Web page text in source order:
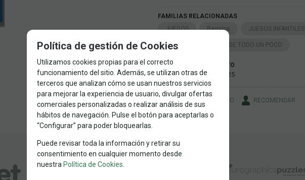
FAMILIAS RELACIONADAS
JUEGOS
Regalos JUEGOS INFANTILES
MANUALIDADES DE TODO UN POCO
FECHA DE LANZAMIENTO
Lunes, 24 Noviembre 2025
SOLICITAR MÁS INFO RECOMENDAR
Política de gestión de Cookies
Utilizamos cookies propias para el correcto
funcionamiento del sitio. Además, se utilizan otras de
terceros que analizan cómo se usan nuestros servicios
para mejorar la experiencia de usuario, divulgar ofertas
comerciales personalizadas o realizar análisis de sus
hábitos de navegación. Pulse el botón para aceptarlas o
“Configurar” para poder bloquearlas.
Puede revisar toda la información y retirar su
consentimiento en cualquier momento desde
nuestra Política de Cookies